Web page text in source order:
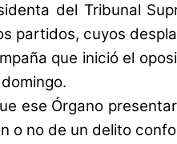
del Tribunal
partidos, cuyos
que inició el
ese Órgano
o no de un delito